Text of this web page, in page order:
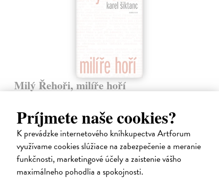
Príjmete naše cookies?
K prevádzke internetového kníhkupectva Artforum
využívame cookies slúžiace na zabezpečenie a meranie
funkčnosti, marketingové účely a zaistenie vášho
maximálneho pohodlia a spokojnosti.
Milý Řehoři, milíře hoří
důvtipných slovních hádanek. V této oblasti proslul především
přesmyčkami, ale už od konce 40. let tvořil také krátké rýmované
hádanky,…
Na stiahnutie akoPDF
11,00 €